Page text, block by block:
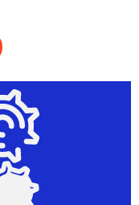
ละ
บริการ
และสิ่ง